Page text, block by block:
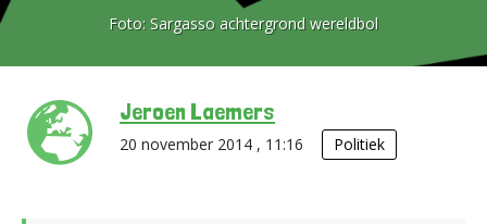
Foto: Sargasso achtergrond wereldbol
Jeroen Laemers
20 november 2014 , 11:16 Politiek